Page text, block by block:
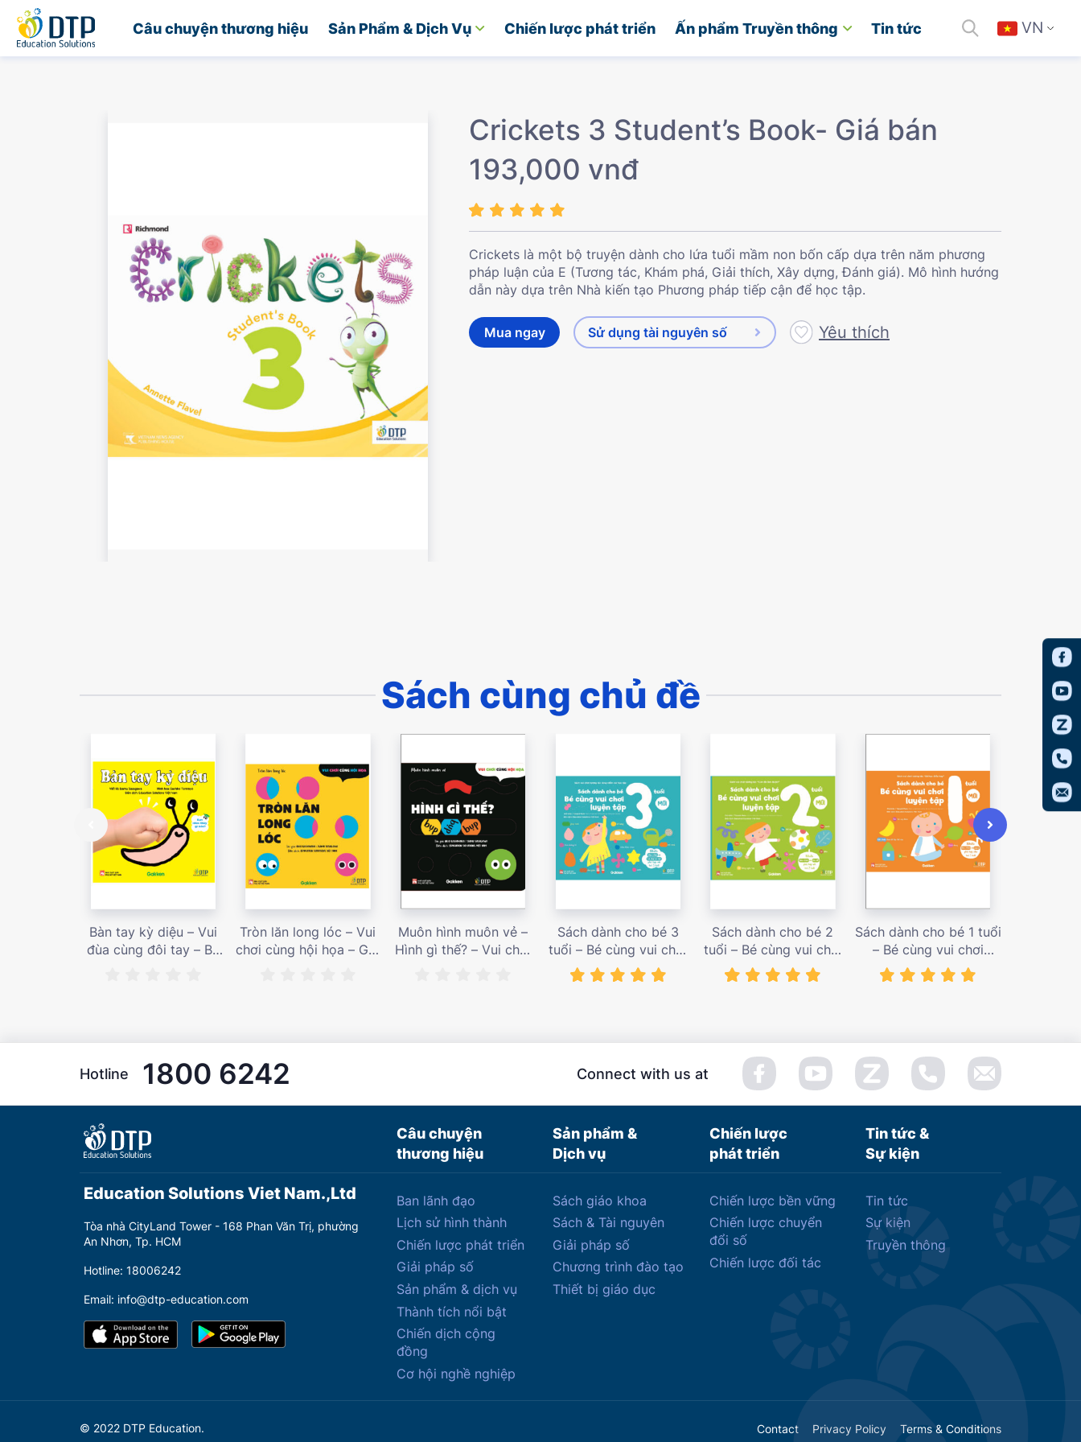
Câu chuyện thương hiệu Sản Phẩm & Dịch Vụ Chiến lược phát triển Ấn phẩm Truyền thông Tin tức VN
Trang chủ
Crickets 3 Student’s Book- Giá bán
193,000 vnđ
Crickets là một bộ truyện dành cho lứa tuổi mầm non bốn cấp dựa trên năm phương
pháp luận của E (Tương tác, Khám phá, Giải thích, Xây dựng, Đánh giá). Mô hình hướng
dẫn này dựa trên Nhà kiến tạo Phương pháp tiếp cận để học tập.
Mua ngay Sử dụng tài nguyên số Yêu thích
Sách cùng chủ đề
Bàn tay kỳ diệu – Vui
đùa cùng đôi tay – Bé
Tròn lăn long lóc – Vui
chơi cùng hội họa – Giá
Muôn hình muôn vẻ –
Hình gì thế? – Vui chơi
Sách dành cho bé 3
tuổi – Bé cùng vui chơi
luyện tập – Sách vui
chơi tương tác tăng
Sách dành cho bé 2
tuổi – Bé cùng vui chơi
luyện tập – Sách vui
chơi tương tác Con đã
Sách dành cho bé 1 tuổi
– Bé cùng vui chơi
luyện tập – Sách vui
chơi tương tác Bé học
Hotline 1800 6242 Connect with us at
Câu chuyện
thương hiệu
Sản phẩm &
Dịch vụ
Chiến lược
phát triển
Tin tức &
Sự kiện
Education Solutions Viet Nam.,Ltd
Tòa nhà CityLand Tower - 168 Phan Văn Trị, phường
An Nhơn, Tp. HCM
Hotline: 18006242
Email: info@dtp-education.com
Ban lãnh đạo
Lịch sử hình thành
Chiến lược phát triển
Giải pháp số
Sản phẩm & dịch vụ
Thành tích nổi bật
Chiến dịch cộng
đồng
Cơ hội nghề nghiệp
Sách giáo khoa
Sách & Tài nguyên
Giải pháp số
Chương trình đào tạo
Thiết bị giáo dục
Chiến lược bền vững
Chiến lược chuyển
đổi số
Chiến lược đối tác
Tin tức
Sự kiện
Truyền thông
© 2022 DTP Education. Contact Privacy Policy Terms & Conditions